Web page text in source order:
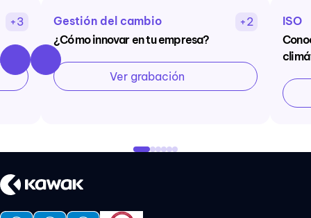
+3 Gestión del cambio
+2
¿Cómo innovar en tu empresa?
Ver grabación
ISO